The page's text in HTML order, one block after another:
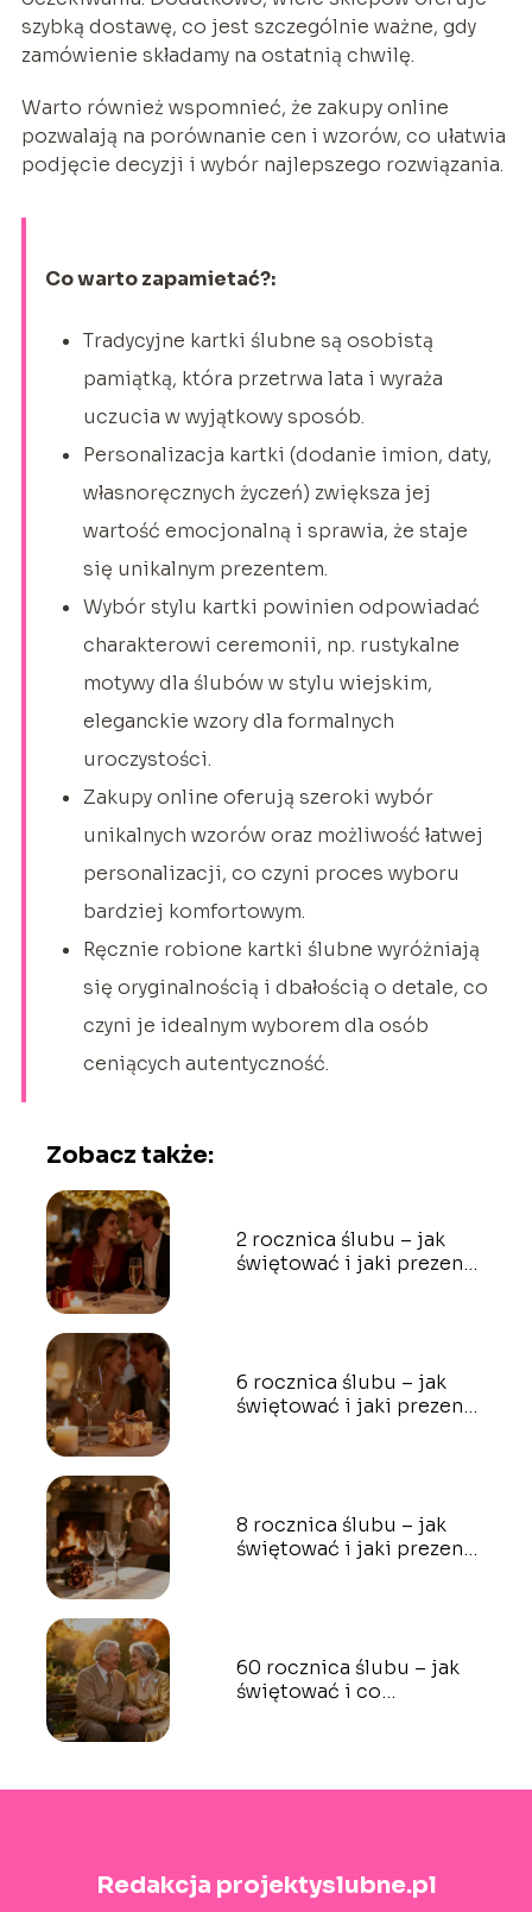
szybką dostawę, co jest szczególnie ważne, gdy
zamówienie składamy na ostatnią chwilę.
Warto również wspomnieć, że zakupy online
pozwalają na porównanie cen i wzorów, co ułatwia
podjęcie decyzji i wybór najlepszego rozwiązania.
Co warto zapamietać?:
Tradycyjne kartki ślubne są osobistą
pamiątką, która przetrwa lata i wyraża
uczucia w wyjątkowy sposób.
Personalizacja kartki (dodanie imion, daty,
własnoręcznych życzeń) zwiększa jej
wartość emocjonalną i sprawia, że staje
się unikalnym prezentem.
Wybór stylu kartki powinien odpowiadać
charakterowi ceremonii, np. rustykalne
motywy dla ślubów w stylu wiejskim,
eleganckie wzory dla formalnych
uroczystości.
Zakupy online oferują szeroki wybór
unikalnych wzorów oraz możliwość łatwej
personalizacji, co czyni proces wyboru
bardziej komfortowym.
Ręcznie robione kartki ślubne wyróżniają
się oryginalnością i dbałością o detale, co
czyni je idealnym wyborem dla osób
ceniących autentyczność.
Zobacz także:
2 rocznica ślubu – jak
świętować i jaki prezent
6 rocznica ślubu – jak
świętować i jaki prezent
8 rocznica ślubu – jak
świętować i jaki prezent
60 rocznica ślubu – jak
świętować i co
Redakcja projektyslubne.pl